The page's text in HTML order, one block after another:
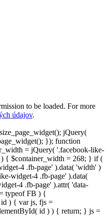
to be loaded. For more
údajov.
jQuery(
}); function
= jQuery( '.facebook-like-
{ $container_width = 268; } if (
4 .fb-page' ).data( 'width' )
widget-4 .fb-page' ).data(
4 .fb-page' ).attr( 'data-
typeof FB ) {
) { var js, fjs =
id ) ) { return; } js =